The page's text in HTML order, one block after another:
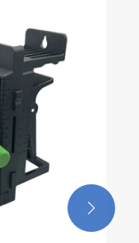
